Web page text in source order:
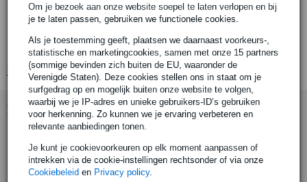
Om je bezoek aan onze website soepel te laten verlopen en bij
je te laten passen, gebruiken we functionele cookies.
Als je toestemming geeft, plaatsen we daarnaast voorkeurs-,
statistische en marketingcookies, samen met onze 15 partners
(sommige bevinden zich buiten de EU, waaronder de
Verenigde Staten). Deze cookies stellen ons in staat om je
surfgedrag op en mogelijk buiten onze website te volgen,
waarbij we je IP-adres en unieke gebruikers-ID’s gebruiken
voor herkenning. Zo kunnen we je ervaring verbeteren en
relevante aanbiedingen tonen.
Je kunt je cookievoorkeuren op elk moment aanpassen of
intrekken via de cookie-instellingen rechtsonder of via onze
Cookiebeleid en Privacy policy.
Blackstar mini gitaarversterker combo
speciaal ontworpen voor akoestische gitaar, ukelele, mandoline en
natuurlijke en hoogwaardige klankweergave
Bekijk alle productspecificaties
Bekijk ook eens (2)